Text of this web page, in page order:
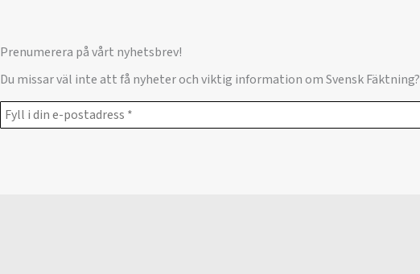
Prenumerera på vårt nyhetsbrev!
Du missar väl inte att få nyheter och viktig information om Svensk Fäktning?